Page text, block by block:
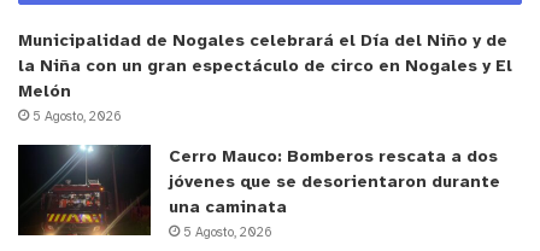
exige para ambos.
Respecto del valor de este sector, que también es
fuertemente afectado por la sequía, Salvador
Bioconsultora, detalla que “Hemos desarrollado
estudios de línea de base para determinar los
ecosistemas que caracterizan a la cuenca del (río)
Municipalidad de Nogales celebrará el Día del Niño y de
la Niña con un gran espectáculo de circo en Nogales y El
Melón
5 Agosto, 2026
Cerro Mauco: Bomberos rescata a dos
jóvenes que se desorientaron durante
una caminata
5 Agosto, 2026